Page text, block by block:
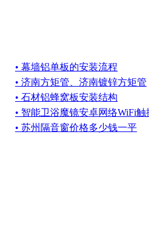
• 幕墙铝单板的安装流程
• 济南方矩管、济南镀锌方矩管
• 石材铝蜂窝板安装结构
• 智能卫浴魔镜安卓网络WiFi
• 苏州隔音窗价格多少钱一平